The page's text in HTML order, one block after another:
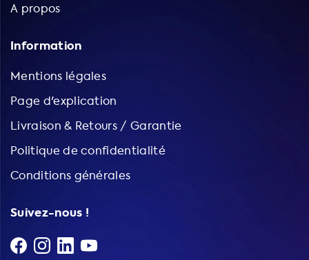
A propos
Information
Mentions légales
Page d'explication
Livraison & Retours / Garantie
Politique de confidentialité
Conditions générales
Suivez-nous !